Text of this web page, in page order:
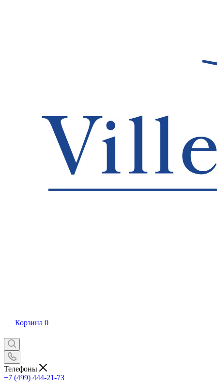
Корзина 0
Телефоны
+7 (499) 444-21-73